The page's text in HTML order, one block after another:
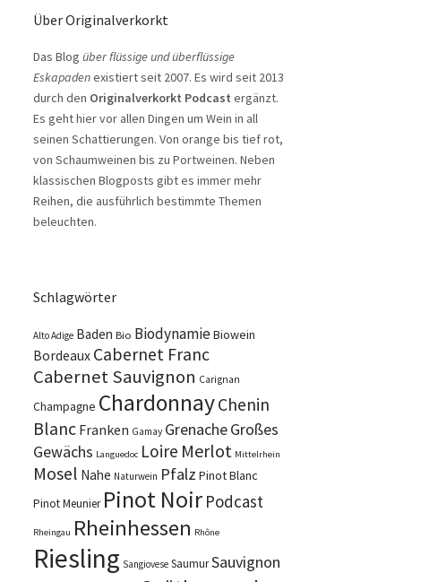
Über Originalverkorkt
Das Blog über flüssige und überflüssige
Eskapadenexistiert seit 2007. Es wird seit 2013
durch den Originalverkorkt Podcast ergänzt.
Es geht hier vor allen Dingen um Wein in all
seinen Schattierungen. Von orange bis tief rot,
von Schaumweinen bis zu Portweinen. Neben
klassischen Blogposts gibt es immer mehr
Reihen, die ausführlich bestimmte Themen
beleuchten.
Schlagwörter
Alto Adige Baden Bio BiodynamieBiowein
Bordeaux Cabernet Franc
Cabernet Sauvignon Carignan
Champagne ChardonnayChenin
Blanc Franken Gamay GrenacheGroßes
Gewächs Languedoc Loire Merlot Mittelrhein
Mosel Nahe Naturwein Pfalz Pinot Blanc
Pinot Meunier Pinot Noir Podcast
Rheingau Rheinhessen Rhône
Riesling Sangiovese SaumurSauvignon